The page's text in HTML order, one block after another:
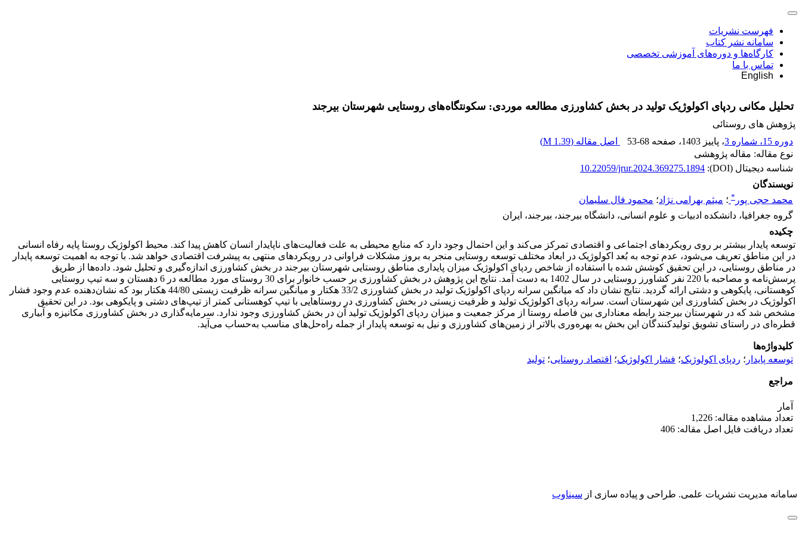
فهرست نشریات
سامانه نشر کتاب
کارگاه‌ها و دوره‌های آموزشی تخصصی
تماس با ما
English
تحلیل مکانی ردپای اکولوژیک تولید در بخش کشاورزی مطالعه موردی: سکونتگاه‌های روستایی شهرستان بیرجند
پژوهش های روستائی
دوره 15، شماره 3
، پاییز 1403 ، صفحه 53-68 اصل مقاله (1.39 M
)
نوع مقاله: مقاله پژوهشی
شناسه دیجیتال (DOI):
10.22059/jrur.2024.369275.1894
نویسندگان
محمد حجی پور * ؛ میثم بهرامی نژاد؛ محمود فال سلیمان
گروه جغرافیا، دانشکده ادبیات و علوم انسانی، دانشگاه بیرجند، بیرجند، ایران
چکیده
توسعه پایدار بیشتر بر روی رویکردهای اجتماعی و اقتصادی تمرکز می‌کند و این احتمال وجود دارد که منابع محیطی به علت فعالیت‌های ناپایدار انسان کاهش پیدا کند. محیط اکولوژیک روستا پایه رفاه انسانی
در این مناطق تعریف می‌شود، عدم توجه به بُعد اکولوژیک در ابعاد مختلف توسعه روستایی منجر به بروز مشکلات فراوانی در رویکردهای منتهی به پیشرفت اقتصادی خواهد شد. با توجه به اهمیت توسعه پایدار
در مناطق روستایی، در این تحقیق کوشش شده با استفاده از شاخص ردپای اکولوژیک میزان پایداری مناطق روستایی شهرستان بیرجند در بخش کشاورزی اندازه‌گیری و تحلیل شود. داده‌ها از طریق
پرسش‌نامه و مصاحبه با 220 نفر کشاورز روستایی در سال 1402 به دست آمد. نتایج این پژوهش در بخش کشاورزی بر حسب خانوار برای 30 روستای مورد مطالعه در 6 دهستان و سه تیپ روستایی
کوهستانی، پایکوهی و دشتی ارائه گردید. نتایج نشان داد که میانگین سرانه ردپای اکولوژیک تولید در بخش کشاورزی 33/2 هکتار و میانگین سرانه ظرفیت زیستی 44/80 هکتار بود که نشان‌دهنده عدم وجود فشار
اکولوژیک در بخش کشاورزی این شهرستان است. سرانه ردپای اکولوژیک تولید و ظرفیت زیستی در بخش کشاورزی در روستاهایی با تیپ کوهستانی کمتر از تیپ‌های دشتی و پایکوهی بود. در این تحقیق
مشخص شد که در شهرستان بیرجند رابطه معناداری بین فاصله روستا از مرکز جمعیت و میزان ردپای اکولوژیک تولید آن در بخش کشاورزی وجود ندارد. سرمایه‌گذاری در بخش کشاورزی مکانیزه و آبیاری
قطره‌ای در راستای تشویق تولیدکنندگان این بخش به بهره‌وری بالاتر از زمین‌های کشاورزی و نیل به توسعه پایدار از جمله راه‌حل‌های مناسب به‌حساب می‌آید.
کلیدواژه‌ها
توسعه پایدار ؛ ردپای اکولوژیک؛ فشار اکولوژیک؛ اقتصاد روستایی؛ تولید
مراجع
آمار
تعداد مشاهده مقاله: 1,226
تعداد دریافت فایل اصل مقاله: 406
سامانه مدیریت نشریات علمی. طراحی و پیاده سازی از سیناوب